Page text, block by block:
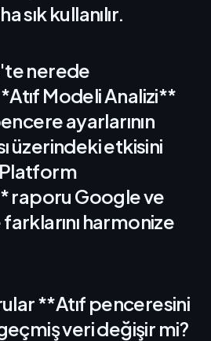
sık kullanılır.
nerede
**Atıf Modeli Analizi**
ayarlarının
üzerindeki etkisini
raporu Google ve
harmonize
**Atıf penceresini
veri değişir mi?